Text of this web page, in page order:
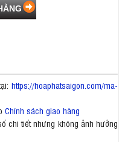
https://hoaphatsaigon.com/ma-
Chính sách giao hàng
chi tiết nhưng không ảnh hưởng